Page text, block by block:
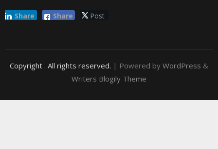
Share Post
Share
Copyright . All rights reserved. | Powered by WordPress &
Writers Blogily Theme